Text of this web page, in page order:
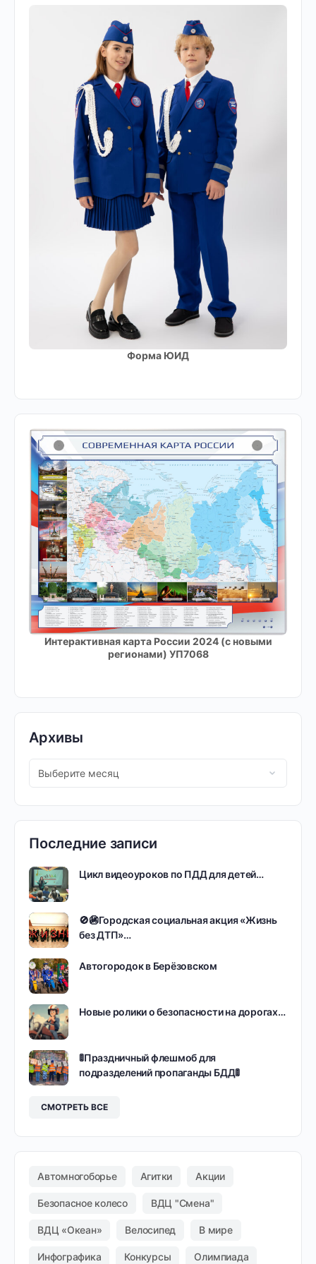
Форма ЮИД
Интерактивная карта России 2024 (с новыми
регионами) УП7068
Архивы
Последние записи
Цикл видеоуроков по ПДД для детей…
🚫🚳Городская социальная акция «Жизнь
без ДТП»…
Автогородок в Берёзовском
Новые ролики о безопасности на дорогах…
🚦Праздничный флешмоб для
подразделений пропаганды БДД🚦
СМОТРЕТЬ ВСЕ
Автомногоборье Агитки Акции
Безопасное колесо ВДЦ "Смена"
ВДЦ «Океан» Велосипед В мире
Инфографика Конкурсы Олимпиада